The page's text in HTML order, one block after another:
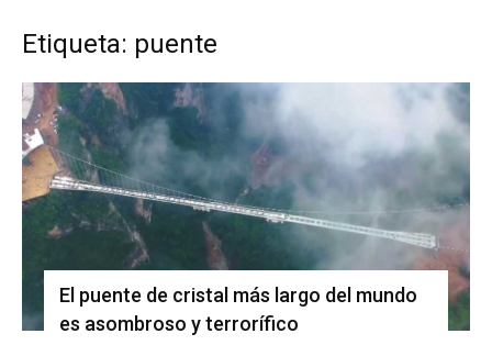
Etiqueta: puente
El puente de cristal más largo del mundo
es asombroso y terrorífico